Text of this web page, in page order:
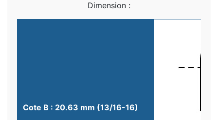
Dimension :
Cote B : 20.63 mm (13/16-16)